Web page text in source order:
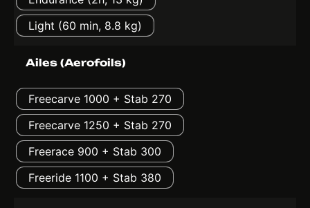
Light (60 min, 8.8 kg)
Ailes (Aerofoils)
Freecarve 1000 + Stab 270
Freecarve 1250 + Stab 270
Freerace 900 + Stab 300
Freeride 1100 + Stab 380